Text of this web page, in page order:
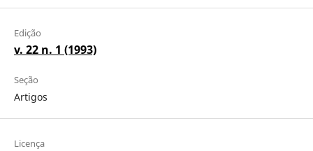
Edição
v. 22 n. 1 (1993)
Seção
Artigos
Licença